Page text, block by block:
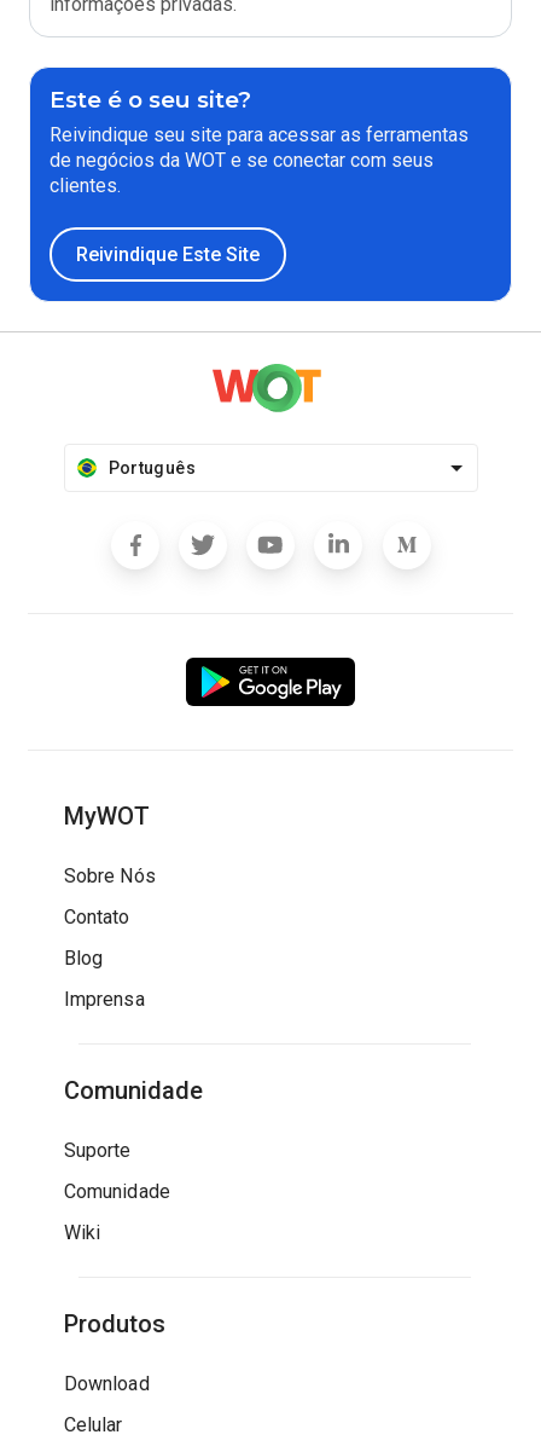
Este é o seu site?
Reivindique seu site para acessar as ferramentas
de negócios da WOT e se conectar com seus
clientes.
Reivindique Este Site
Português
MyWOT
Sobre Nós
Contato
Blog
Imprensa
Comunidade
Suporte
Comunidade
Wiki
Produtos
Download
Celular